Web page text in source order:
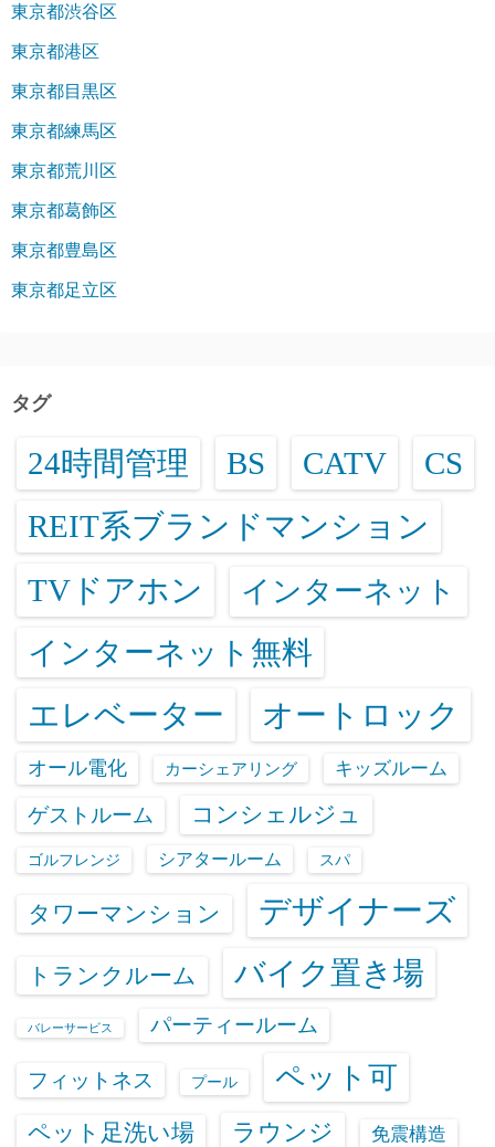
東京都渋谷区
東京都港区
東京都目黒区
東京都練馬区
東京都荒川区
東京都葛飾区
東京都豊島区
東京都足立区
タグ
24時間管理 BS CATV CS
REIT系ブランドマンション
TVドアホン インターネット
インターネット無料
エレベーター オートロック
オール電化 カーシェアリング キッズルーム
ゲストルーム コンシェルジュ
ゴルフレンジ シアタールーム スパ
タワーマンション デザイナーズ
トランクルーム バイク置き場
バレーサービス パーティールーム
フィットネス プール ペット可
ペット足洗い場 ラウンジ 免震構造